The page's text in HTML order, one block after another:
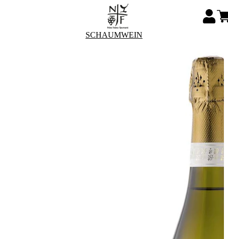
SCHAUMWEIN